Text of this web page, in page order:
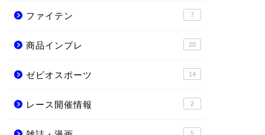
ファイテン 7
商品インプレ 20
ゼビオスポーツ 14
レース開催情報 2
5